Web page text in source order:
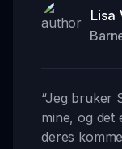
Lisa
“Jeg bruker
mine, og det
deres